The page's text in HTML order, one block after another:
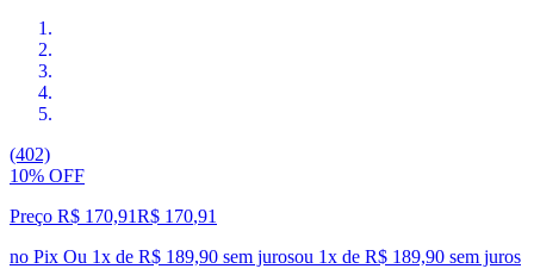
(402)
10% OFF
Preço R$ 170,91R$ 170,91
no Pix Ou 1x de R$ 189,90 sem jurosou 1x de R$ 189,90 sem juros